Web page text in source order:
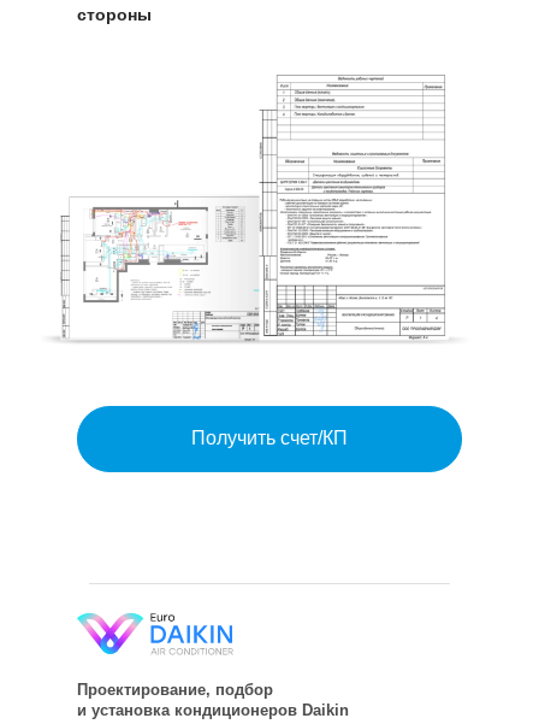
стороны
Получить счет/КП
Проектирование, подбор
и установка кондиционеров Daikin